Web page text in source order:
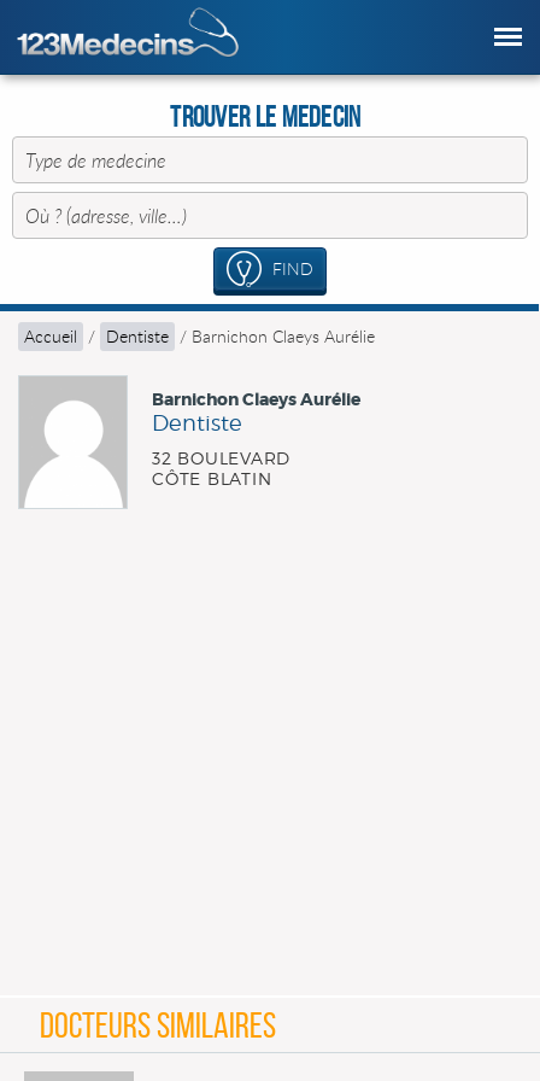
Trouver le Medecin
FIND
Accueil / Dentiste / Barnichon Claeys Aurélie
Barnichon Claeys Aurélie
Dentiste
32 BOULEVARD
CÔTE BLATIN
DOCTEURS SIMILAIRES